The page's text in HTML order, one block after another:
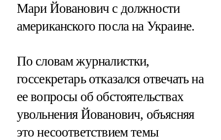
Мари Йованович с должности
американского посла на Украине.
По словам журналистки,
госсекретарь отказался отвечать на
ее вопросы об обстоятельствах
увольнения Йованович, объясняя
это несоответствием темы